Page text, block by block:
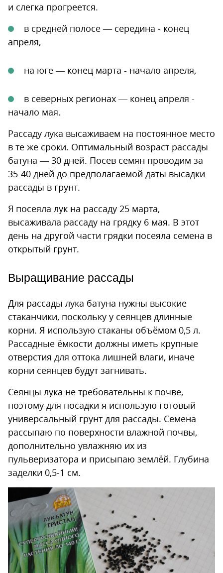
и слегка прогреется.
в средней полосе — середина - конец
апреля,
на юге — конец марта - начало апреля,
в северных регионах — конец апреля -
начало мая.
Рассаду лука высаживаем на постоянное место
в те же сроки. Оптимальный возраст рассады
батуна — 30 дней. Посев семян проводим за
35-40 дней до предполагаемой даты высадки
рассады в грунт.
Я посеяла лук на рассаду 25 марта,
высаживала рассаду на грядку 6 мая. В этот
день на другой части грядки посеяла семена в
открытый грунт.
Выращивание рассады
Для рассады лука батуна нужны высокие
стаканчики, поскольку у сеянцев длинные
корни. Я использую стаканы объёмом 0,5 л.
Рассадные ёмкости должны иметь крупные
отверстия для оттока лишней влаги, иначе
корни сеянцев будут загнивать.
Сеянцы лука не требовательны к почве,
поэтому для посадки я использую готовый
универсальный грунт для рассады. Семена
рассыпаю по поверхности влажной почвы,
дополнительно увлажняю их из
пульверизатора и присыпаю землёй. Глубина
заделки 0,5-1 см.